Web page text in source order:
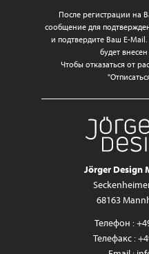
После регистрации на
сообщение для
и подтвердите Ваш E-
будет
Чтобы отказаться от
Jörger Design
68163
Телефон :
Телефакс :